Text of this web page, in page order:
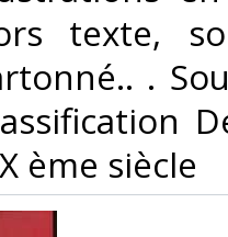
texte,
.
ème siècle‎